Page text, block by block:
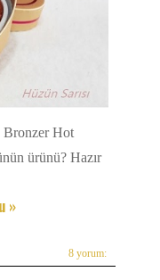
Bronzer Hot
ürünü? Hazır
»
8 yorum: